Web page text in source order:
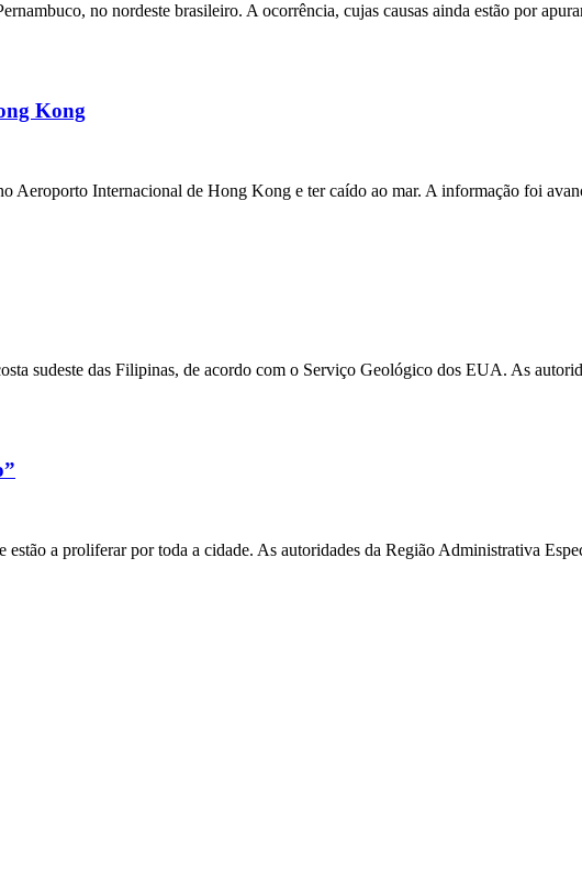
no nordeste brasileiro. A ocorrência, cujas causas ainda estão por
Kong
Aeroporto Internacional de Hong Kong e ter caído ao mar. A informação foi
sudeste das Filipinas, de acordo com o Serviço Geológico dos EUA. As
a proliferar por toda a cidade. As autoridades da Região Administrativa